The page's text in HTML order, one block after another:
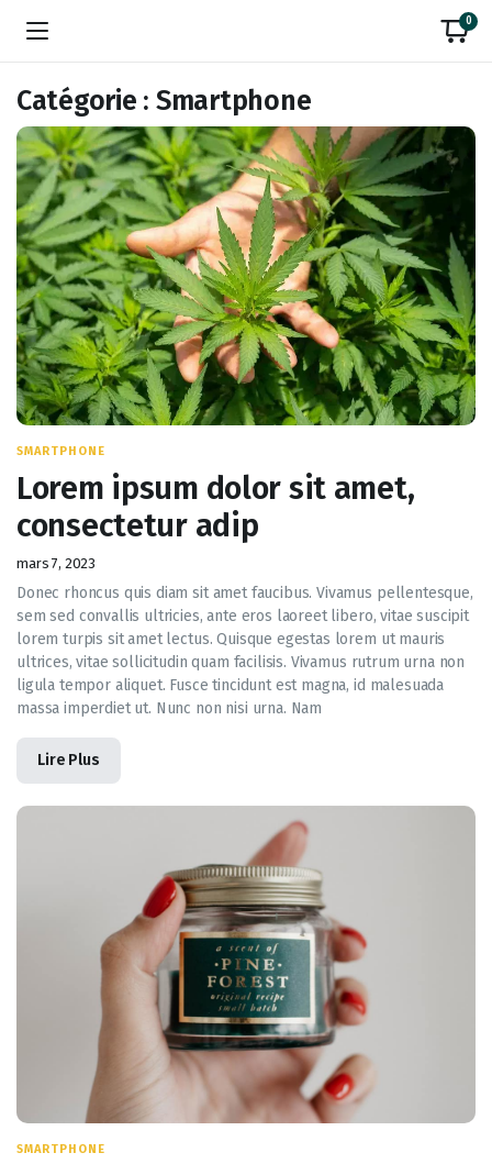
0
Catégorie : Smartphone
SMARTPHONE
Lorem ipsum dolor sit amet,
consectetur adip
mars 7, 2023
Donec rhoncus quis diam sit amet faucibus. Vivamus pellentesque,
sem sed convallis ultricies, ante eros laoreet libero, vitae suscipit
lorem turpis sit amet lectus. Quisque egestas lorem ut mauris
ultrices, vitae sollicitudin quam facilisis. Vivamus rutrum urna non
ligula tempor aliquet. Fusce tincidunt est magna, id malesuada
massa imperdiet ut. Nunc non nisi urna. Nam
Lire Plus
SMARTPHONE